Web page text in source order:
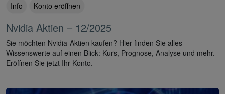
Info Konto eröffnen
Nvidia Aktien – 12/2025
Sie möchten Nvidia-Aktien kaufen? Hier finden Sie alles
Wissenswerte auf einen Blick: Kurs, Prognose, Analyse und mehr.
Eröffnen Sie jetzt Ihr Konto.